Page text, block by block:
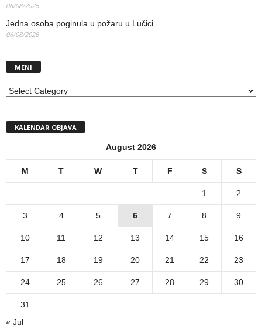
06/08/2026
Jedna osoba poginula u požaru u Lučici
06/08/2026
MENI
MENI
KALENDAR OBJAVA
August 2026
M T W T F S S
1 2
3 4 5 6 7 8 9
10 11 12 13 14 15 16
17 18 19 20 21 22 23
24 25 26 27 28 29 30
31
« Jul